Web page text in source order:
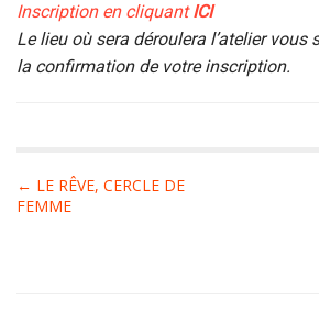
Inscription en cliquantICI
Le lieu où sera déroulera l’atelier vous
la confirmation de votreinscription.
P
o
← LE RÊVE, CERCLE DE
FEMME